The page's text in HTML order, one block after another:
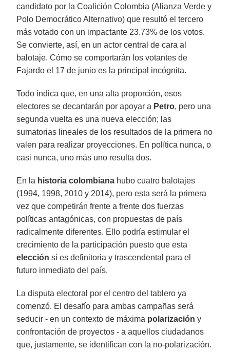
candidato por la Coalición Colombia (Alianza Verde y
Polo Democrático Alternativo) que resultó el tercero
más votado con un impactante 23.73% de los votos.
Se convierte, así, en un actor central de cara al
balotaje. Cómo se comportarán los votantes de
Fajardo el 17 de junio es la principal incógnita.
Todo indica que, en una alta proporción, esos
electores se decantarán por apoyar a Petro, pero una
segunda vuelta es una nueva elección; las
sumatorias lineales de los resultados de la primera no
valen para realizar proyecciones. En política nunca, o
casi nunca, uno más uno resulta dos.
En la historia colombiana hubo cuatro balotajes
(1994, 1998, 2010 y 2014), pero esta será la primera
vez que competirán frente a frente dos fuerzas
políticas antagónicas, con propuestas de país
radicalmente diferentes. Ello podría estimular el
crecimiento de la participación puesto que esta
elección sí es definitoria y trascendental para el
futuro inmediato del país.
La disputa electoral por el centro del tablero ya
comenzó. El desafío para ambas campañas será
seducir - en un contexto de máxima polarización y
confrontación de proyectos - a aquellos ciudadanos
que, justamente, se identifican con la no-polarización.